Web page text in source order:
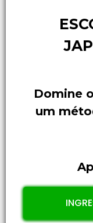
Domine
um